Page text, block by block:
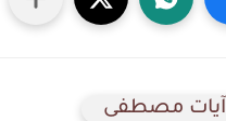
آيات مصطفى